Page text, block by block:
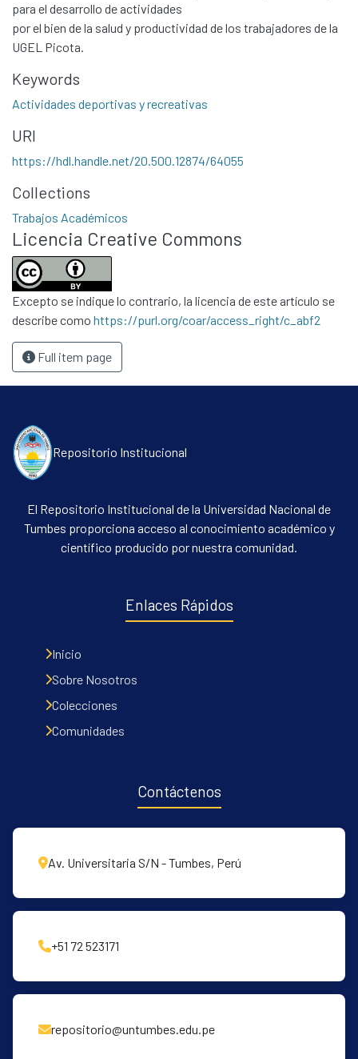
Communities & Collections
Contacto
Políticas
para el desarrollo de actividades
por el bien de la salud y productividad de los trabajadores de la
UGEL Picota.
Keywords
Actividades deportivas y recreativas
URI
https://hdl.handle.net/20.500.12874/64055
Collections
Trabajos Académicos
Licencia Creative Commons
Excepto se indique lo contrario, la licencia de este artículo se
describe como https://purl.org/coar/access_right/c_abf2
Full item page
Repositorio Institucional
El Repositorio Institucional de la Universidad Nacional de
Tumbes proporciona acceso al conocimiento académico y
científico producido por nuestra comunidad.
Enlaces Rápidos
Inicio
Sobre Nosotros
Colecciones
Comunidades
Contáctenos
Av. Universitaria S/N - Tumbes, Perú
+51 72 523171
repositorio@untumbes.edu.pe